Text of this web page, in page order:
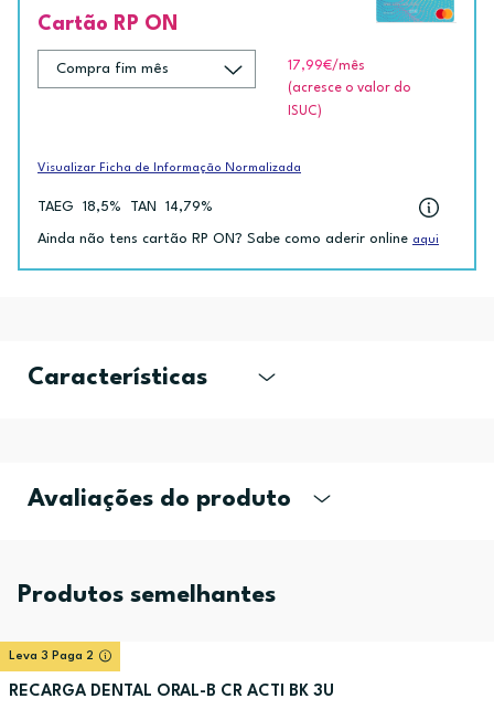
Cartão RP ON
17,99€/mês
(acresce o valor do
ISUC)
Visualizar Ficha de Informação Normalizada
TAEG 18,5% TAN 14,79%
Ainda não tens cartão RP ON? Sabe como aderir online aqui
Características
Avaliações do produto
Produtos semelhantes
Leva 3 Paga 2
RECARGA DENTAL ORAL-B CR ACTI BK 3U